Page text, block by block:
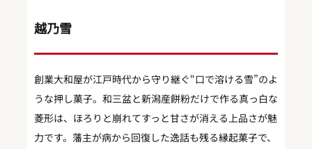
越乃雪
創業大和屋が江戸時代から守り継ぐ“口で溶ける雪”のよ
うな押し菓子。和三盆と新潟産餅粉だけで作る真っ白な
菱形は、ほろりと崩れてすっと甘さが消える上品さが魅
力です。藩主が病から回復した逸話も残る縁起菓子で、